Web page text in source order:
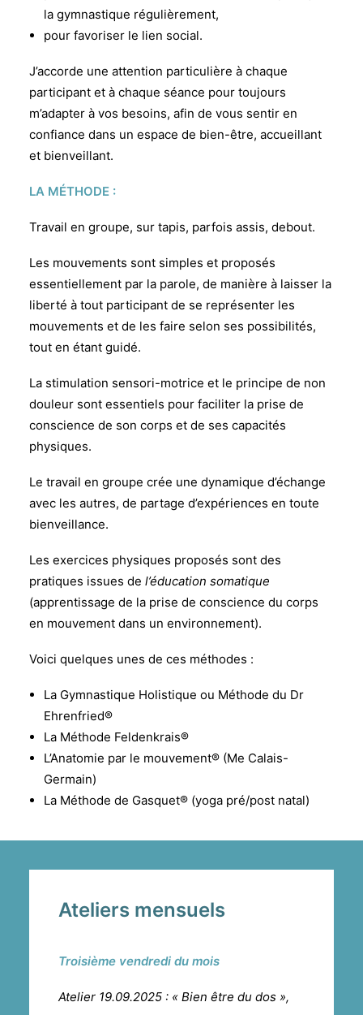
la gymnastique régulièrement,
pour favoriser le lien social.
J’accorde une attention particulière à chaque
participant et à chaque séance pour toujours
m’adapter à vos besoins, afin de vous sentir en
confiance dans un espace de bien-être, accueillant
et bienveillant.
LA MÉTHODE :
Travail en groupe, sur tapis, parfois assis, debout.
Les mouvements sont simples et proposés
essentiellement par la parole, de manière à laisser la
liberté à tout participant de se représenter les
mouvements et de les faire selon ses possibilités,
tout en étant guidé.
La stimulation sensori-motrice et le principe de non
douleur sont essentiels pour faciliter la prise de
conscience de son corps et de ses capacités
physiques.
Le travail en groupe crée une dynamique d’échange
avec les autres, de partage d’expériences en toute
bienveillance.
Les exercices physiques proposés sont des
pratiques issues de l’éducation somatique
(apprentissage de la prise de conscience du corps
en mouvement dans un environnement).
Voici quelques unes de ces méthodes :
La Gymnastique Holistique ou Méthode du Dr
Ehrenfried®
La Méthode Feldenkrais®
L’Anatomie par le mouvement® (Me Calais-
Germain)
La Méthode de Gasquet® (yoga pré/post natal)
Ateliers mensuels
Troisième vendredi du mois
Atelier 19.09.2025 : « Bien être du dos »,